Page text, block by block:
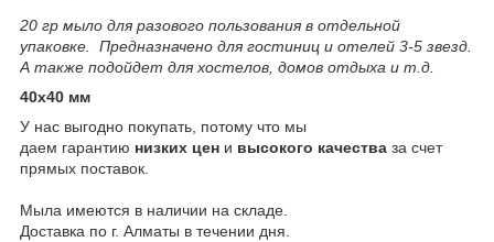
20 гр мыло для разового пользования в отдельной
упаковке. Предназначено для гостиниц и отелей 3-5 звезд.
А также подойдет для хостелов, домов отдыха и т.д.
40х40 мм
У нас выгодно покупать, потому что мы
даем гарантию низких цен и высокого качества за счет
прямых поставок.
Мыла имеются в наличии на складе.
Доставка по г. Алматы в течении дня.